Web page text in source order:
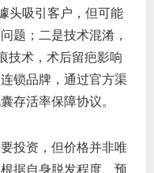
头吸引客户，但可能
题；二是技术混淆，
技术，术后留疤影响
锁品牌，通过官方渠
存活率保障协议。
投资，但价格并非唯
据自身脱发程度、预